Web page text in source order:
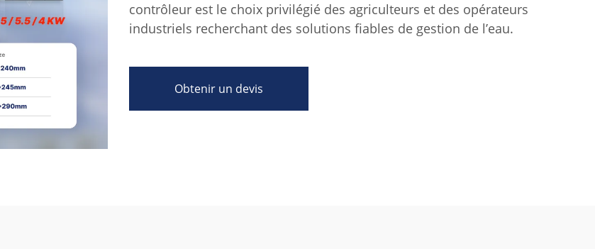
contrôleur est le choix privilégié des agriculteurs et des opérateurs
industriels recherchant des solutions fiables de gestion de l’eau.
Obtenir un devis